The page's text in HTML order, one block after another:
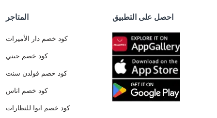
المتاجر
كود خصم دار الأميرات
كود خصم جيني
كود خصم قولدن سنت
كود خصم اناس
كود خصم ايوا للنظارات
احصل على التطبيق